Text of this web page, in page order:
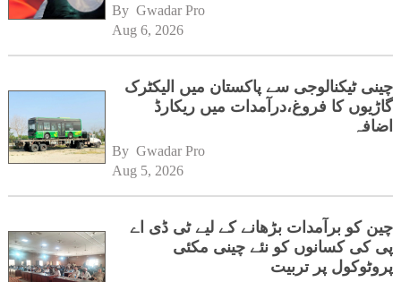
By Gwadar Pro
Aug 6, 2026
چینی ٹیکنالوجی سے پاکستان میں الیکٹرک
گاڑیوں کا فروغ،درآمدات میں ریکارڈ
اضافہ
By Gwadar Pro
Aug 5, 2026
چین کو برآمدات بڑھانے کے لیے ٹی ڈی اے
پی کی کسانوں کو نئے چینی مکئی
پروٹوکول پر تربیت